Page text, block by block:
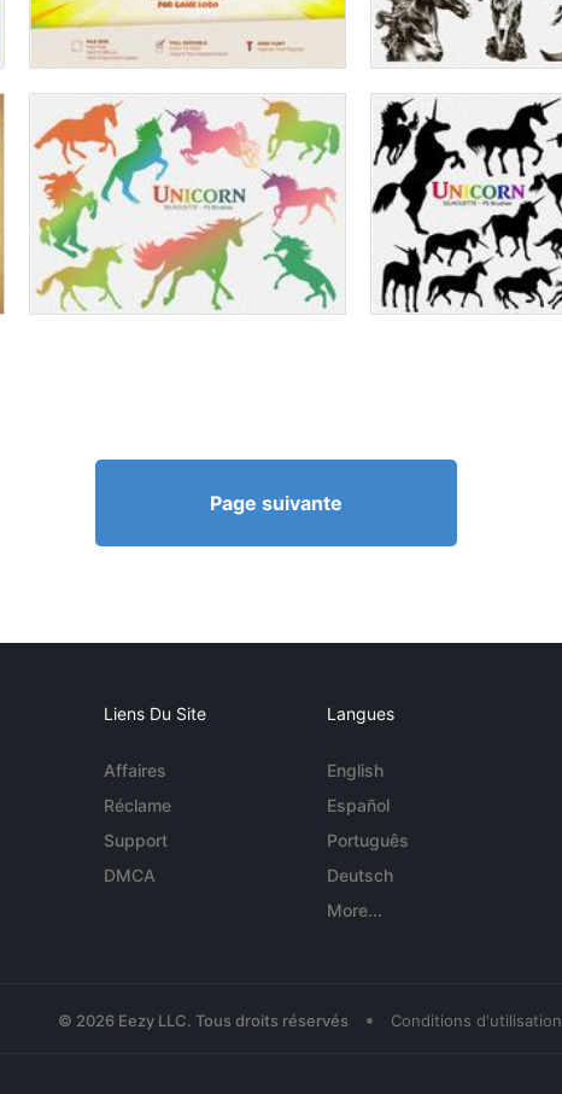
Page suivante
Liens Du Site
Affaires
Réclame
Support
DMCA
Langues
English
Español
Português
Deutsch
More...
© 2026 Eezy LLC. Tous droits réservés • Conditions d'utilisation